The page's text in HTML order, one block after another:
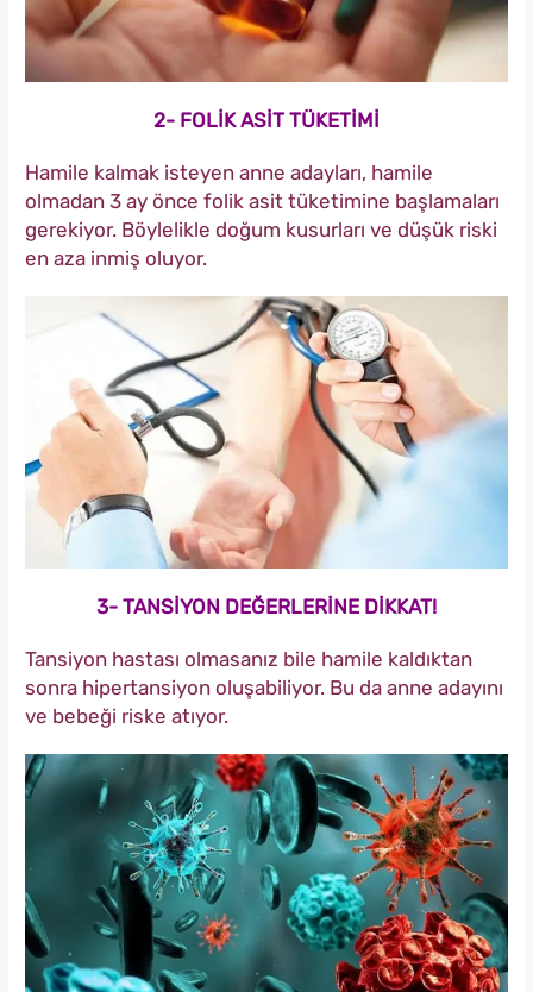
2- FOLİK ASİT TÜKETİMİ
Hamile kalmak isteyen anne adayları, hamile
olmadan 3 ay önce folik asit tüketimine başlamaları
gerekiyor. Böylelikle doğum kusurları ve düşük riski
en aza inmiş oluyor.
3- TANSİYON DEĞERLERİNE DİKKAT!
Tansiyon hastası olmasanız bile hamile kaldıktan
sonra hipertansiyon oluşabiliyor. Bu da anne adayını
ve bebeği riske atıyor.